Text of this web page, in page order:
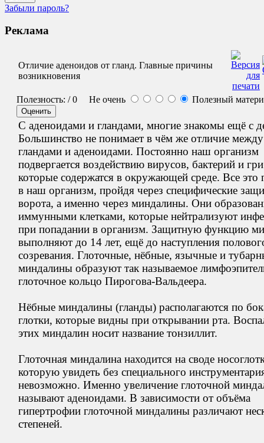
Забыли пароль?
Реклама
Отличие аденоидов от гланд. Главные причины
возникновения
Полезность: / 0 Не очень Полезный
С аденоидами и гландами, многие знакомы ещё с
Большинство не понимает в чём же отличие между
гландами и аденоидами. Постоянно наш организм
подвергается воздействию вирусов, бактерий и
которые содержатся в окружающей среде. Все это
в наш организм, пройдя через специфические
ворота, а именно через миндалины. Они
иммунными клетками, которые нейтрализуют
при попадании в организм. Защитную функцию
выполняют до 14 лет, ещё до наступления
созревания. Глоточные, нёбные, язычные и
миндалины образуют так называемое
глоточное кольцо Пирогова-Вальдеера.
Нёбные миндалины (гланды) располагаются по
глотки, которые видны при открывании рта.
этих миндалин носит название тонзиллит.
Глоточная миндалина находится на своде
которую увидеть без специального
невозможно. Именно увеличение глоточной
называют аденоидами. В зависимости от объёма
гипертрофии глоточной миндалины различают
степеней.